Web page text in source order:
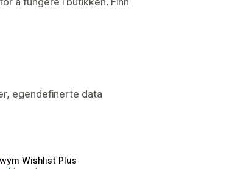
egendefinerte data
Wishlist Plus